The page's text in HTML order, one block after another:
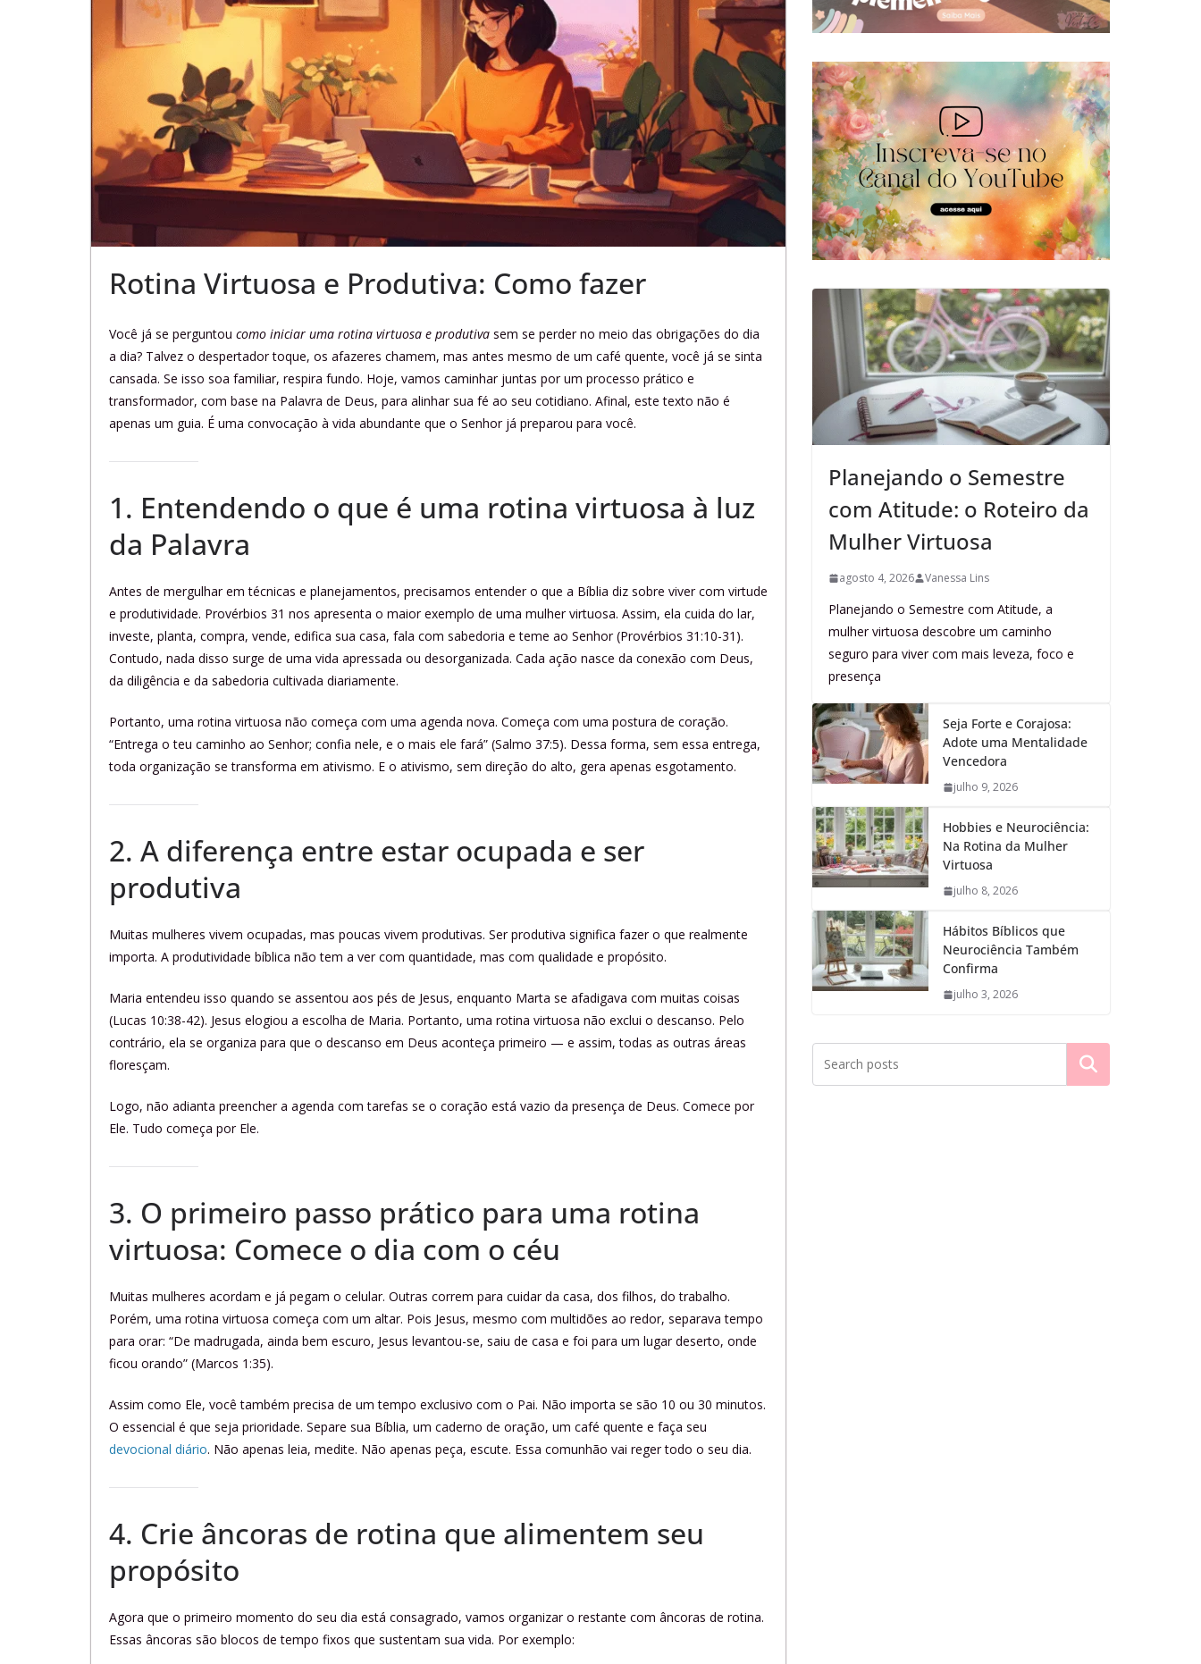
Rotina Virtuosa e Produtiva: Como fazer
Você já se perguntou como iniciar uma rotina virtuosa e produtiva sem se perder no meio das obrigações do dia
a dia? Talvez o despertador toque, os afazeres chamem, mas antes mesmo de um café quente, você já se sinta
cansada. Se isso soa familiar, respira fundo. Hoje, vamos caminhar juntas por um processo prático e
transformador, com base na Palavra de Deus, para alinhar sua fé ao seu cotidiano. Afinal, este texto não é
apenas um guia. É uma convocação à vida abundante que o Senhor já preparou para você.
1. Entendendo o que é uma rotina virtuosa à luz
da Palavra
Antes de mergulhar em técnicas e planejamentos, precisamos entender o que a Bíblia diz sobre viver com virtude
e produtividade. Provérbios 31 nos apresenta o maior exemplo de uma mulher virtuosa. Assim, ela cuida do lar,
investe, planta, compra, vende, edifica sua casa, fala com sabedoria e teme ao Senhor (Provérbios 31:10-31).
Contudo, nada disso surge de uma vida apressada ou desorganizada. Cada ação nasce da conexão com Deus,
da diligência e da sabedoria cultivada diariamente.
Portanto, uma rotina virtuosa não começa com uma agenda nova. Começa com uma postura de coração.
“Entrega o teu caminho ao Senhor; confia nele, e o mais ele fará” (Salmo 37:5). Dessa forma, sem essa entrega,
toda organização se transforma em ativismo. E o ativismo, sem direção do alto, gera apenas esgotamento.
2. A diferença entre estar ocupada e ser
produtiva
Muitas mulheres vivem ocupadas, mas poucas vivem produtivas. Ser produtiva significa fazer o que realmente
importa. A produtividade bíblica não tem a ver com quantidade, mas com qualidade e propósito.
Maria entendeu isso quando se assentou aos pés de Jesus, enquanto Marta se afadigava com muitas coisas
(Lucas 10:38-42). Jesus elogiou a escolha de Maria. Portanto, uma rotina virtuosa não exclui o descanso. Pelo
contrário, ela se organiza para que o descanso em Deus aconteça primeiro — e assim, todas as outras áreas
floresçam.
Logo, não adianta preencher a agenda com tarefas se o coração está vazio da presença de Deus. Comece por
Ele. Tudo começa por Ele.
3. O primeiro passo prático para uma rotina
virtuosa: Comece o dia com o céu
Muitas mulheres acordam e já pegam o celular. Outras correm para cuidar da casa, dos filhos, do trabalho.
Porém, uma rotina virtuosa começa com um altar. Pois Jesus, mesmo com multidões ao redor, separava tempo
para orar: “De madrugada, ainda bem escuro, Jesus levantou-se, saiu de casa e foi para um lugar deserto, onde
ficou orando” (Marcos 1:35).
Assim como Ele, você também precisa de um tempo exclusivo com o Pai. Não importa se são 10 ou 30 minutos.
O essencial é que seja prioridade. Separe sua Bíblia, um caderno de oração, um café quente e faça seu
devocional diário. Não apenas leia, medite. Não apenas peça, escute. Essa comunhão vai reger todo o seu dia.
4. Crie âncoras de rotina que alimentem seu
propósito
Agora que o primeiro momento do seu dia está consagrado, vamos organizar o restante com âncoras de rotina.
Essas âncoras são blocos de tempo fixos que sustentam sua vida. Por exemplo:
Planejando o Semestre
com Atitude: o Roteiro da
Mulher Virtuosa
agosto 4, 2026 Vanessa Lins
Planejando o Semestre com Atitude, a
mulher virtuosa descobre um caminho
seguro para viver com mais leveza, foco e
presença
Seja Forte e Corajosa:
Adote uma Mentalidade
Vencedora
julho 9, 2026
Hobbies e Neurociência:
Na Rotina da Mulher
Virtuosa
julho 8, 2026
Hábitos Bíblicos que
Neurociência Também
Confirma
julho 3, 2026
Pesquisar